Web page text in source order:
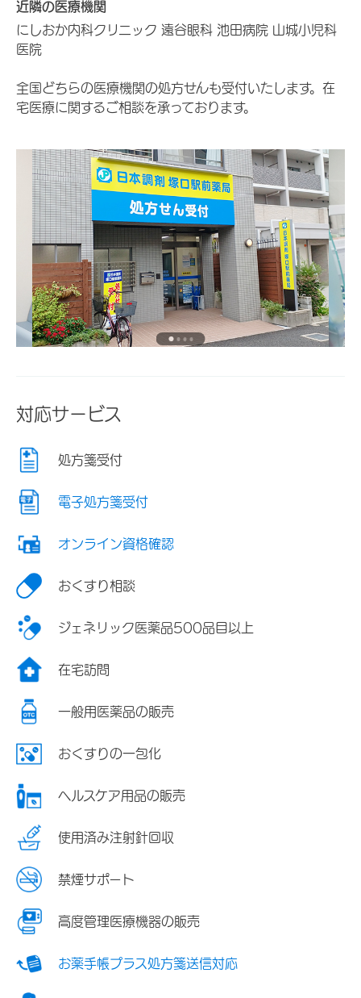
近隣の医療機関
にしおか内科クリニック 遠谷眼科 池田病院 山城小児科
医院
全国どちらの医療機関の処方せんも受付いたします。在
宅医療に関するご相談を承っております。
対応サービス
処方箋受付
電子処方箋受付
オンライン資格確認
おくすり相談
ジェネリック医薬品500品目以上
在宅訪問
一般用医薬品の販売
おくすりの一包化
ヘルスケア用品の販売
使用済み注射針回収
禁煙サポート
高度管理医療機器の販売
お薬手帳プラス処方箋送信対応